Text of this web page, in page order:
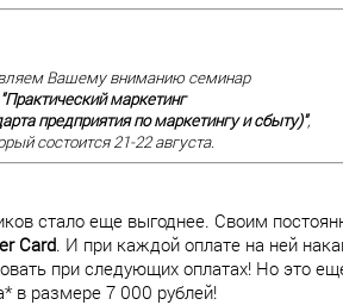
Вашему вниманию семинар
"Практический маркетинг
предприятия по маркетингу и сбыту)",
состоится 21-22 августа.
стало еще выгоднее. Своим
Card. И при каждой оплате на ней
при следующих оплатах! Но это
в размере 7 000 рублей!